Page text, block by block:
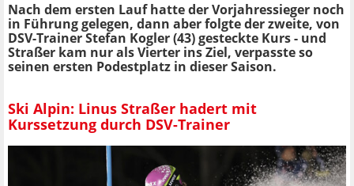
Nach dem ersten Lauf hatte der Vorjahressieger noch
in Führung gelegen, dann aber folgte der zweite, von
DSV-Trainer Stefan Kogler (43) gesteckte Kurs - und
Straßer kam nur als Vierter ins Ziel, verpasste so
seinen ersten Podestplatz in dieser Saison.
Ski Alpin: Linus Straßer hadert mit
Kurssetzung durch DSV-Trainer